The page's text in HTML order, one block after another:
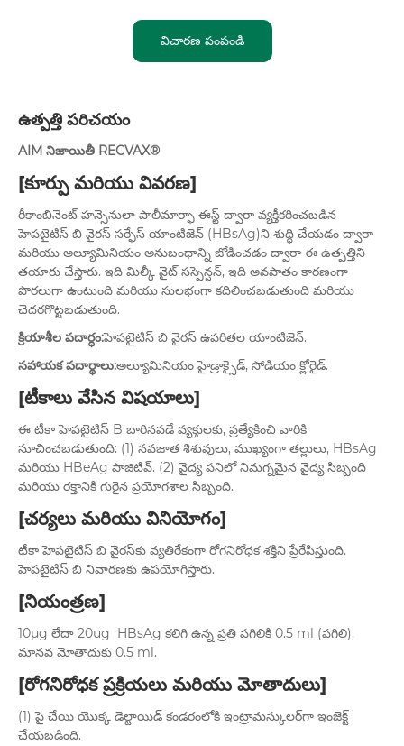
విచారణ పంపండి
ఉత్పత్తి పరిచయం
AIM నిజాయితీ RECVAX®
[కూర్పు మరియు వివరణ]
రీకాంబినెంట్ హన్సెనులా పాలీమార్ఫా ఈస్ట్ ద్వారా వ్యక్తీకరించబడిన
హెపటైటిస్ బి వైరస్ సర్ఫేస్ యాంటిజెన్ (HBsAg)ని శుద్ధి చేయడం ద్వారా
మరియు అల్యూమినియం అనుబంధాన్ని జోడించడం ద్వారా ఈ ఉత్పత్తిని
తయారు చేస్తారు. ఇది మిల్కీ వైట్ సస్పెన్షన్, ఇది అవపాతం కారణంగా
పొరలుగా ఉంటుంది మరియు సులభంగా కదిలించబడుతుంది మరియు
చెదరగొట్టబడుతుంది.
క్రియాశీల పదార్ధం:హెపటైటిస్ బి వైరస్ ఉపరితల యాంటిజెన్.
సహాయక పదార్థాలు:అల్యూమినియం హైడ్రాక్సైడ్, సోడియం క్లోరైడ్.
[టీకాలు వేసిన విషయాలు]
ఈ టీకా హెపటైటిస్ B బారినపడే వ్యక్తులకు, ప్రత్యేకించి వారికి
సూచించబడుతుంది: (1) నవజాత శిశువులు, ముఖ్యంగా తల్లులు, HBsAg
మరియు HBeAg పాజిటివ్. (2) వైద్య పనిలో నిమగ్నమైన వైద్య సిబ్బంది
మరియు రక్తానికి గురైన ప్రయోగశాల సిబ్బంది.
[చర్యలు మరియు వినియోగం]
టీకా హెపటైటిస్ బి వైరస్‌కు వ్యతిరేకంగా రోగనిరోధక శక్తిని ప్రేరేపిస్తుంది.
హెపటైటిస్ బి నివారణకు ఉపయోగిస్తారు.
[నియంత్రణ]
10μg లేదా 20ug HBsAg కలిగి ఉన్న ప్రతి పగిలికి 0.5 ml (పగిలి),
మానవ మోతాదుకు 0.5 ml.
[రోగనిరోధక ప్రక్రియలు మరియు మోతాదులు]
(1) పై చేయి యొక్క డెల్టాయిడ్ కండరంలోకి ఇంట్రామస్కులర్‌గా ఇంజెక్ట్
చేయబడింది.